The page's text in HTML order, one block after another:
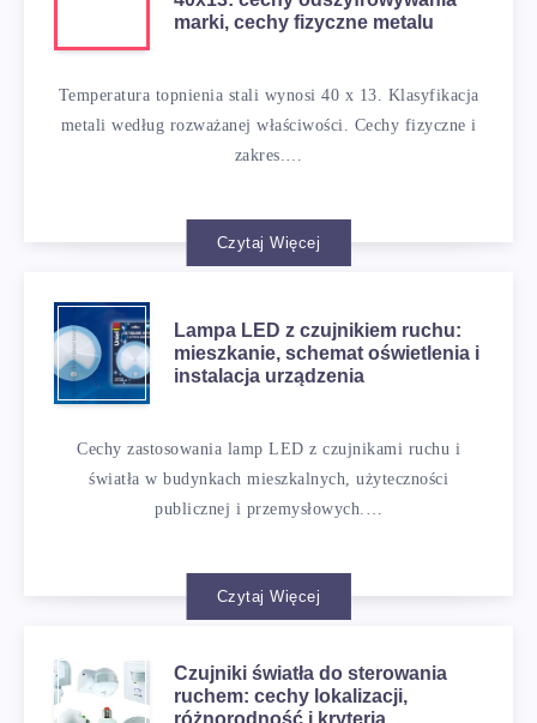
marki, cechy fizyczne metalu
Temperatura topnienia stali wynosi 40 x 13. Klasyfikacja
metali według rozważanej właściwości. Cechy fizyczne i
zakres.…
Czytaj Więcej
Lampa LED z czujnikiem ruchu:
mieszkanie, schemat oświetlenia i
instalacja urządzenia
Cechy zastosowania lamp LED z czujnikami ruchu i
światła w budynkach mieszkalnych, użyteczności
publicznej i przemysłowych.…
Czytaj Więcej
Czujniki światła do sterowania
ruchem: cechy lokalizacji,
różnorodność i kryteria